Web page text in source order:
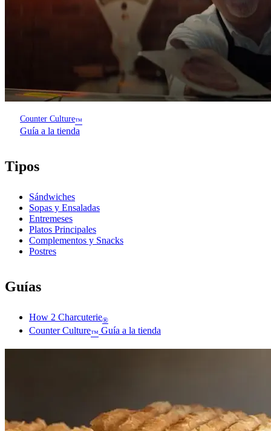
Counter Culture™
Guía a la tienda
Tipos
Sándwiches
Sopas y Ensaladas
Entremeses
Platos Principales
Complementos y Snacks
Postres
Guías
How 2 Charcuterie®
Counter Culture™ Guía a la tienda